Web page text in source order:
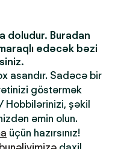
doludur. Buradan
edəcək bəzi
asandır. Sadəcə bir
göstərmək
Hobbilərinizi, şəkil
əmin olun.
üçün hazırsınız!